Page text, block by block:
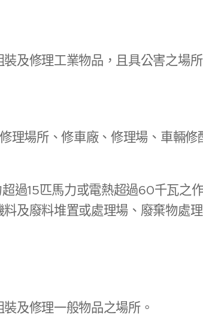
及修理工業物品，且具公害之場所
理場所、修車廠、修理場、車輛修
過15匹馬力或電熱超過60千瓦之
及廢料堆置或處理場、廢棄物處
及修理一般物品之場所。